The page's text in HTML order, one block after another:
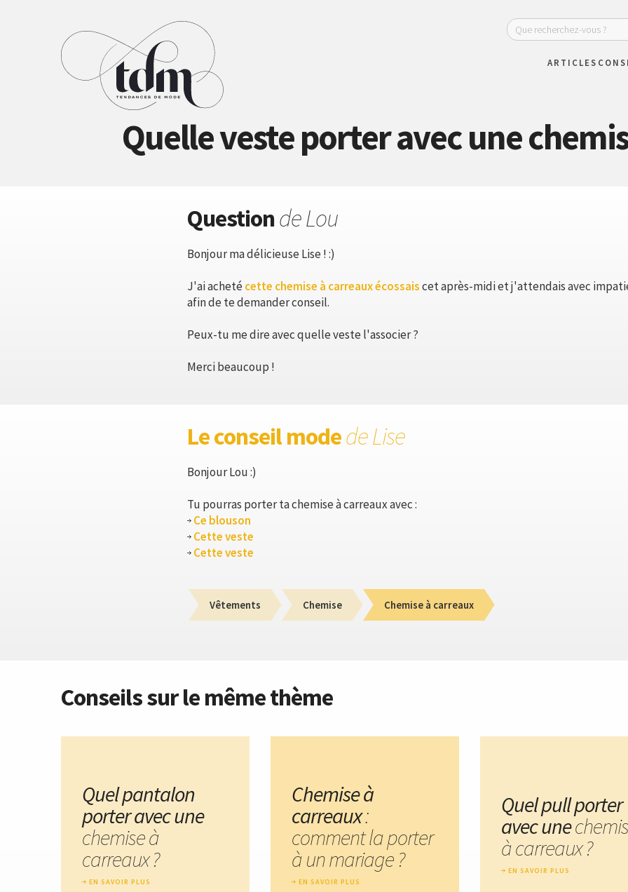
ARTICLES
Quelle veste porter avec une
Questionde Lou
Bonjour ma délicieuse Lise ! :)
J'ai achetécette chemise à carreaux écossaiscet après-midi et j'attendais avec
afin de te demander conseil.
Peux-tu me dire avec quelle veste l'associer ?
Merci beaucoup !
Le conseil modede Lise
Bonjour Lou :)
Tu pourras porter ta chemise à carreaux avec :
Ce blouson
Cette veste
Cette veste
Vêtements Chemise Chemise à carreaux
Conseils sur le même thème
Quel pantalon
porter avec une
chemise à
carreaux ?
EN SAVOIR PLUS
Chemise à
carreaux:
comment la porter
à un mariage ?
EN SAVOIR PLUS
Quel pull porter
avec une
à carreaux ?
EN SAVOIR PLUS